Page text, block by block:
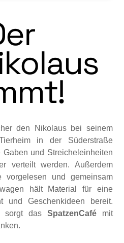
den Nikolaus bei seinem
in der Süderstraße
Gaben und Streicheleinheiten
verteilt werden. Außerdem
vorgelesen und gemeinsam
hält Material für eine
und Ge­schenkideen bereit.
sorgt das SpatzenCafémit